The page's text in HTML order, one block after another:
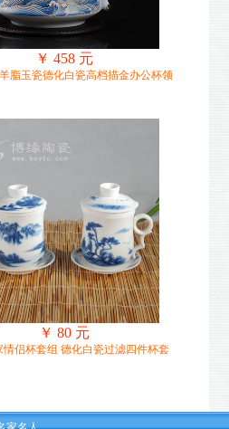
￥ 458 元
脂玉瓷德化白瓷高档描金办公杯领
￥ 80 元
情侣杯套组 德化白瓷过滤四件杯套